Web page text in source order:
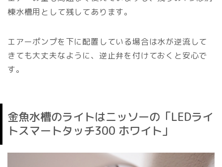
棟水槽用として残してあります。
エアーポンプを下に配置している場合は水が逆流して
きても大丈夫なように、逆止弁を付けておくと安心で
す。
金魚水槽のライトはニッソーの「LEDライ
トスマートタッチ300 ホワイト」